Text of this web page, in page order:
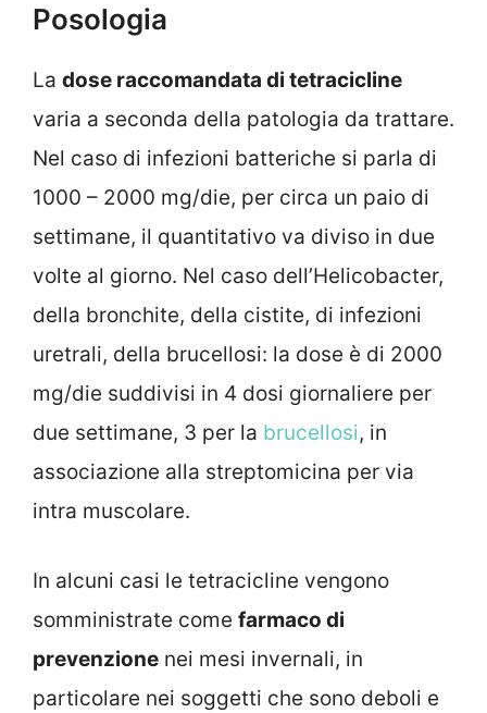
Posologia
La dose raccomandata di tetracicline
varia a seconda della patologia da trattare.
Nel caso di infezioni batteriche si parla di
1000 – 2000 mg/die, per circa un paio di
settimane, il quantitativo va diviso in due
volte al giorno. Nel caso dell’Helicobacter,
della bronchite, della cistite, di infezioni
uretrali, della brucellosi: la dose è di 2000
mg/die suddivisi in 4 dosi giornaliere per
due settimane, 3 per la brucellosi, in
associazione alla streptomicina per via
intra muscolare.
In alcuni casi le tetracicline vengono
somministrate come farmaco di
prevenzione nei mesi invernali, in
particolare nei soggetti che sono deboli e